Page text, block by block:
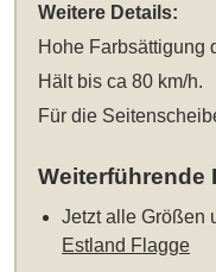
Weitere Details:
Hohe Farbsättigung
Hält bis ca 80 km/h.
Für die
Weiterführende
Jetzt alle Größen
Estland Flagge